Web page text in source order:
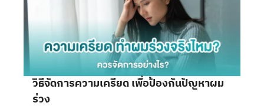
วิธีจัดการความเครียด เพื่อป้องกันปัญหาผม
ร่วง